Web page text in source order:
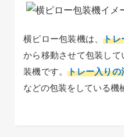
横ピロー包装機は、トレ
から移動させて包装し
装機です。トレー入りの
などの包装をしている機